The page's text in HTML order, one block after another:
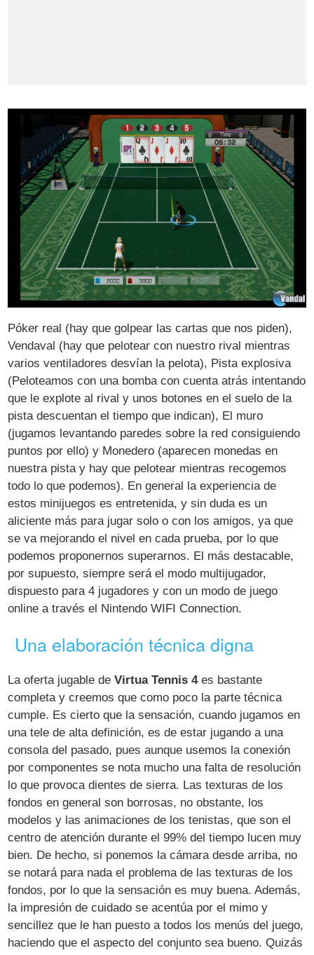
Póker real (hay que golpear las cartas que nos piden),
Vendaval (hay que pelotear con nuestro rival mientras
varios ventiladores desvían la pelota), Pista explosiva
(Peloteamos con una bomba con cuenta atrás intentando
que le explote al rival y unos botones en el suelo de la
pista descuentan el tiempo que indican), El muro
(jugamos levantando paredes sobre la red consiguiendo
puntos por ello) y Monedero (aparecen monedas en
nuestra pista y hay que pelotear mientras recogemos
todo lo que podemos). En general la experiencia de
estos minijuegos es entretenida, y sin duda es un
aliciente más para jugar solo o con los amigos, ya que
se va mejorando el nivel en cada prueba, por lo que
podemos proponernos superarnos. El más destacable,
por supuesto, siempre será el modo multijugador,
dispuesto para 4 jugadores y con un modo de juego
online a través el Nintendo WIFI Connection.
Una elaboración técnica digna
La oferta jugable deVirtua Tennis 4es bastante
completa y creemos que como poco la parte técnica
cumple. Es cierto que la sensación, cuando jugamos en
una tele de alta definición, es de estar jugando a una
consola del pasado, pues aunque usemos la conexión
por componentes se nota mucho una falta de resolución
lo que provoca dientes de sierra. Las texturas de los
fondos en general son borrosas, no obstante, los
modelos y las animaciones de los tenistas, que son el
centro de atención durante el 99% del tiempo lucen muy
bien. De hecho, si ponemos la cámara desde arriba, no
se notará para nada el problema de las texturas de los
fondos, por lo que la sensación es muy buena. Además,
la impresión de cuidado se acentúa por el mimo y
sencillez que le han puesto a todos los menús del juego,
haciendo que el aspecto del conjunto sea bueno. Quizás